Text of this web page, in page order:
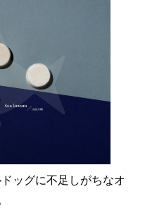
ッグに不足しがちなオ